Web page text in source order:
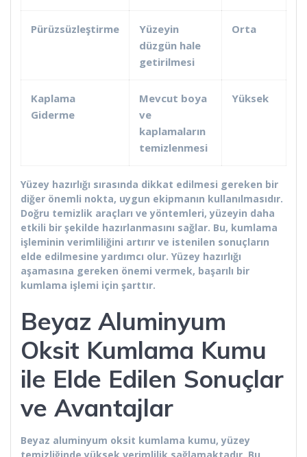
Pürüzsüzleştirme
Yüzeyin
düzgün hale
getirilmesi
Orta
Kaplama
Giderme
Mevcut boya
ve
kaplamaların
temizlenmesi
Yüksek
Yüzey hazırlığı sırasında dikkat edilmesi gereken bir
diğer önemli nokta, uygun ekipmanın kullanılmasıdır.
Doğru temizlik araçları ve yöntemleri, yüzeyin daha
etkili bir şekilde hazırlanmasını sağlar. Bu, kumlama
işleminin verimliliğini artırır ve istenilen sonuçların
elde edilmesine yardımcı olur. Yüzey hazırlığı
aşamasına gereken önemi vermek, başarılı bir
kumlama işlemi için şarttır.
Beyaz Aluminyum
Oksit Kumlama Kumu
ile Elde Edilen Sonuçlar
ve Avantajlar
Beyaz aluminyum oksit kumlama kumu, yüzey
temizliğinde yüksek verimlilik sağlamaktadır. Bu